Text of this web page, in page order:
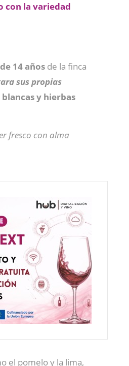
con la variedad
14 años de la finca
sus propias
y hierbas
fresco con alma
el pomelo y la lima,